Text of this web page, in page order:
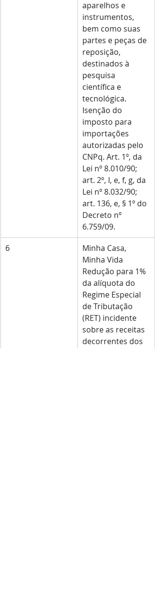
aparelhos e
instrumentos,
bem como suas
partes e peças de
reposição,
destinados à
pesquisa
científica e
tecnológica.
Isenção do
imposto para
importações
autorizadas pelo
CNPq. Art. 1º, da
Lei nº 8.010/90;
art. 2º, I, e, f, g, da
Lei nº 8.032/90;
art. 136, e, § 1º do
Decreto nº
6.759/09.
6
Minha Casa,
Minha Vida
Redução para 1%
da alíquota do
Regime Especial
de Tributação
(RET) incidente
sobre as receitas
decorrentes dos